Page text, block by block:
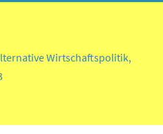
Wirtschaftspolitik,